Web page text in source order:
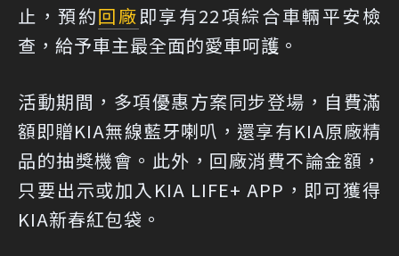
止，預約回廠即享有22項綜合車輛平安檢
查，給予車主最全面的愛車呵護。
活動期間，多項優惠方案同步登場，自費滿
額即贈KIA無線藍牙喇叭，還享有KIA原廠精
品的抽獎機會。此外，回廠消費不論金額，
只要出示或加入KIA LIFE+ APP，即可獲得
KIA新春紅包袋。